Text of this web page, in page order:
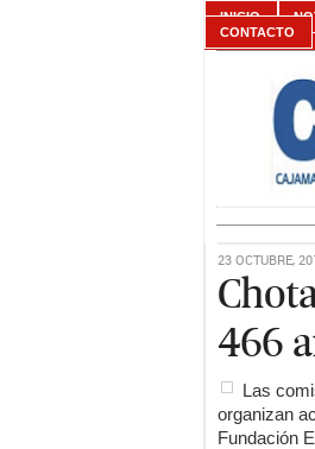
INICIO
CONTACTO
23 OCTUBRE,
466
Las
organizan
Fundación